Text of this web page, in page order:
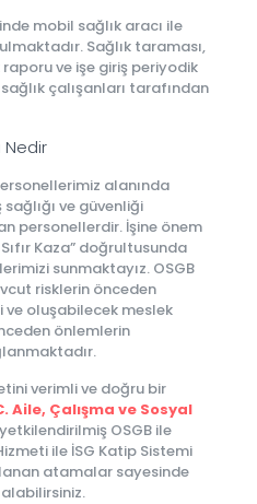
mobil sağlık aracı ile
Sağlık taraması,
ve işe giriş periyodik
çalışanları tarafından
Nedir
alanında
ve güvenliği
personellerdir. İşine önem
Kaza” doğrultusunda
sunmaktayız. OSGB
risklerin önceden
oluşabilecek meslek
önlemlerin
verimli ve doğru bir
Aile, Çalışma ve Sosyal
OSGB ile
ile İSG Katip Sistemi
atamalar sayesinde